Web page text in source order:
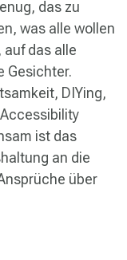
das zu
was alle wollen
das alle
Gesichter.
DIYing,
ist das
an die
über